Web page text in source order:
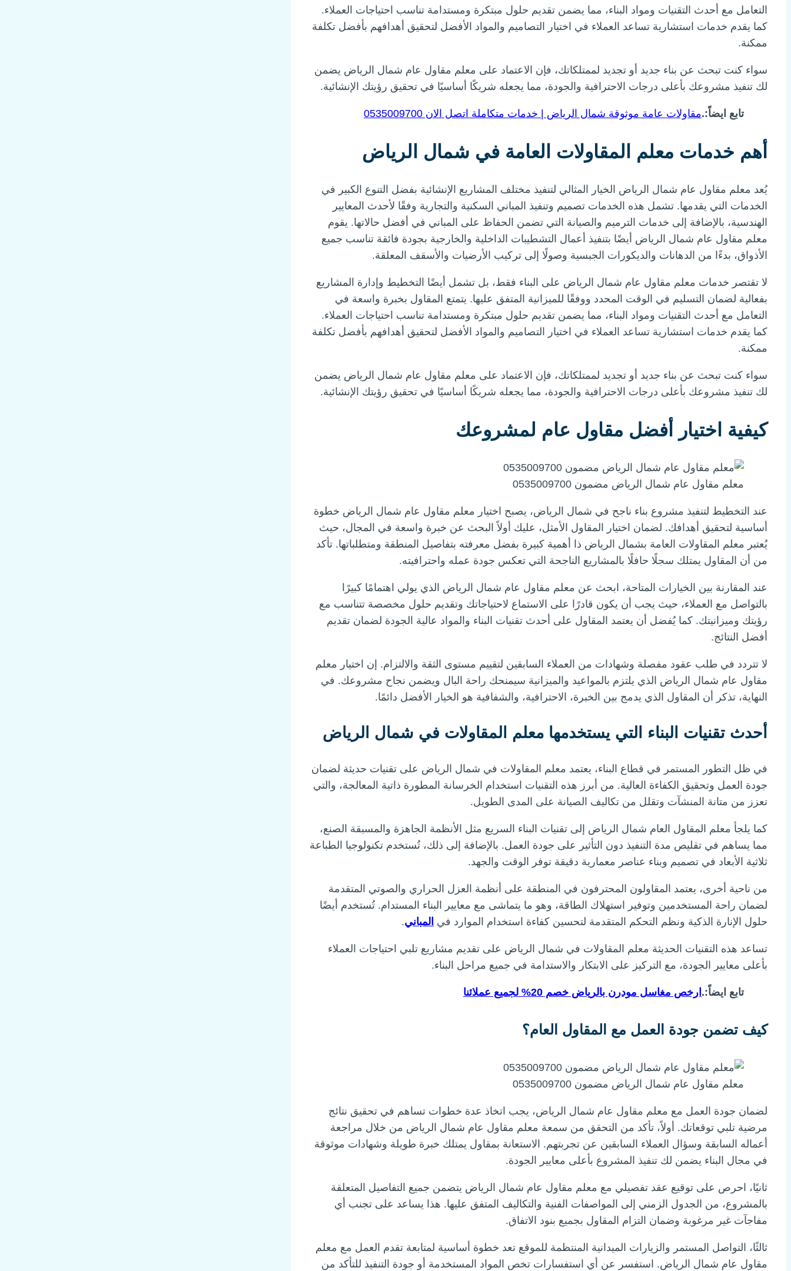
التعامل مع أحدث التقنيات ومواد البناء، مما يضمن تقديم حلول مبتكرة ومستدامة تناسب احتياجات العملاء.
كما يقدم خدمات استشارية تساعد العملاء في اختيار التصاميم والمواد الأفضل لتحقيق أهدافهم بأفضل تكلفة
ممكنة.
سواء كنت تبحث عن بناء جديد أو تجديد لممتلكاتك، فإن الاعتماد على معلم مقاول عام شمال الرياض يضمن
لك تنفيذ مشروعك بأعلى درجات الاحترافية والجودة، مما يجعله شريكًا أساسيًا في تحقيق رؤيتك الإنشائية.
تابع ايضاً:.مقاولات عامة موثوقة شمال الرياض | خدمات متكاملة اتصل الان 0535009700
أهم خدمات معلم المقاولات العامة في شمال الرياض
يُعد معلم مقاول عام شمال الرياض الخيار المثالي لتنفيذ مختلف المشاريع الإنشائية بفضل التنوع الكبير في
الخدمات التي يقدمها. تشمل هذه الخدمات تصميم وتنفيذ المباني السكنية والتجارية وفقًا لأحدث المعايير
الهندسية، بالإضافة إلى خدمات الترميم والصيانة التي تضمن الحفاظ على المباني في أفضل حالاتها. يقوم
معلم مقاول عام شمال الرياض أيضًا بتنفيذ أعمال التشطيبات الداخلية والخارجية بجودة فائقة تناسب جميع
الأذواق، بدءًا من الدهانات والديكورات الجبسية وصولًا إلى تركيب الأرضيات والأسقف المعلقة.
لا تقتصر خدمات معلم مقاول عام شمال الرياض على البناء فقط، بل تشمل أيضًا التخطيط وإدارة المشاريع
بفعالية لضمان التسليم في الوقت المحدد ووفقًا للميزانية المتفق عليها. يتمتع المقاول بخبرة واسعة في
التعامل مع أحدث التقنيات ومواد البناء، مما يضمن تقديم حلول مبتكرة ومستدامة تناسب احتياجات العملاء.
كما يقدم خدمات استشارية تساعد العملاء في اختيار التصاميم والمواد الأفضل لتحقيق أهدافهم بأفضل تكلفة
ممكنة.
سواء كنت تبحث عن بناء جديد أو تجديد لممتلكاتك، فإن الاعتماد على معلم مقاول عام شمال الرياض يضمن
لك تنفيذ مشروعك بأعلى درجات الاحترافية والجودة، مما يجعله شريكًا أساسيًا في تحقيق رؤيتك الإنشائية.
كيفية اختيار أفضل مقاول عام لمشروعك
معلم مقاول عام شمال الرياض مضمون 0535009700
عند التخطيط لتنفيذ مشروع بناء ناجح في شمال الرياض، يصبح اختيار معلم مقاول عام شمال الرياض خطوة
أساسية لتحقيق أهدافك. لضمان اختيار المقاول الأمثل، عليك أولاً البحث عن خبرة واسعة في المجال، حيث
يُعتبر معلم المقاولات العامة بشمال الرياض ذا أهمية كبيرة بفضل معرفته بتفاصيل المنطقة ومتطلباتها. تأكد
من أن المقاول يمتلك سجلًا حافلًا بالمشاريع الناجحة التي تعكس جودة عمله واحترافيته.
عند المقارنة بين الخيارات المتاحة، ابحث عن معلم مقاول عام شمال الرياض الذي يولي اهتمامًا كبيرًا
بالتواصل مع العملاء، حيث يجب أن يكون قادرًا على الاستماع لاحتياجاتك وتقديم حلول مخصصة تتناسب مع
رؤيتك وميزانيتك. كما يُفضل أن يعتمد المقاول على أحدث تقنيات البناء والمواد عالية الجودة لضمان تقديم
أفضل النتائج.
لا تتردد في طلب عقود مفصلة وشهادات من العملاء السابقين لتقييم مستوى الثقة والالتزام. إن اختيار معلم
مقاول عام شمال الرياض الذي يلتزم بالمواعيد والميزانية سيمنحك راحة البال ويضمن نجاح مشروعك. في
النهاية، تذكر أن المقاول الذي يدمج بين الخبرة، الاحترافية، والشفافية هو الخيار الأفضل دائمًا.
أحدث تقنيات البناء التي يستخدمها معلم المقاولات في شمال الرياض
في ظل التطور المستمر في قطاع البناء، يعتمد معلم المقاولات في شمال الرياض على تقنيات حديثة لضمان
جودة العمل وتحقيق الكفاءة العالية. من أبرز هذه التقنيات استخدام الخرسانة المطورة ذاتية المعالجة، والتي
تعزز من متانة المنشآت وتقلل من تكاليف الصيانة على المدى الطويل.
كما يلجأ معلم المقاول العام شمال الرياض إلى تقنيات البناء السريع مثل الأنظمة الجاهزة والمسبقة الصنع،
مما يساهم في تقليص مدة التنفيذ دون التأثير على جودة العمل. بالإضافة إلى ذلك، تُستخدم تكنولوجيا الطباعة
ثلاثية الأبعاد في تصميم وبناء عناصر معمارية دقيقة توفر الوقت والجهد.
من ناحية أخرى، يعتمد المقاولون المحترفون في المنطقة على أنظمة العزل الحراري والصوتي المتقدمة
لضمان راحة المستخدمين وتوفير استهلاك الطاقة، وهو ما يتماشى مع معايير البناء المستدام. تُستخدم أيضًا
حلول الإنارة الذكية ونظم التحكم المتقدمة لتحسين كفاءة استخدام الموارد في المباني.
تساعد هذه التقنيات الحديثة معلم المقاولات في شمال الرياض على تقديم مشاريع تلبي احتياجات العملاء
بأعلى معايير الجودة، مع التركيز على الابتكار والاستدامة في جميع مراحل البناء.
تابع ايضاً:. ارخص مغاسل مودرن بالرياض خصم 20% لجميع عملائنا
كيف تضمن جودة العمل مع المقاول العام؟
معلم مقاول عام شمال الرياض مضمون 0535009700
لضمان جودة العمل مع معلم مقاول عام شمال الرياض، يجب اتخاذ عدة خطوات تساهم في تحقيق نتائج
مرضية تلبي توقعاتك. أولاً، تأكد من التحقق من سمعة معلم مقاول عام شمال الرياض من خلال مراجعة
أعماله السابقة وسؤال العملاء السابقين عن تجربتهم. الاستعانة بمقاول يمتلك خبرة طويلة وشهادات موثوقة
في مجال البناء يضمن لك تنفيذ المشروع بأعلى معايير الجودة.
ثانيًا، احرص على توقيع عقد تفصيلي مع معلم مقاول عام شمال الرياض يتضمن جميع التفاصيل المتعلقة
بالمشروع، من الجدول الزمني إلى المواصفات الفنية والتكاليف المتفق عليها. هذا يساعد على تجنب أي
مفاجآت غير مرغوبة وضمان التزام المقاول بجميع بنود الاتفاق.
ثالثًا، التواصل المستمر والزيارات الميدانية المنتظمة للموقع تعد خطوة أساسية لمتابعة تقدم العمل مع معلم
مقاول عام شمال الرياض. استفسر عن أي استفسارات تخص المواد المستخدمة أو جودة التنفيذ للتأكد من